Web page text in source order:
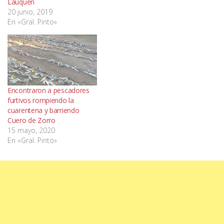
20 junio, 2019
En «Gral. Pinto»
Encontraron a pescadores
furtivos rompiendo la
cuarentena y barriendo
Cuero de Zorro
15 mayo, 2020
En «Gral. Pinto»